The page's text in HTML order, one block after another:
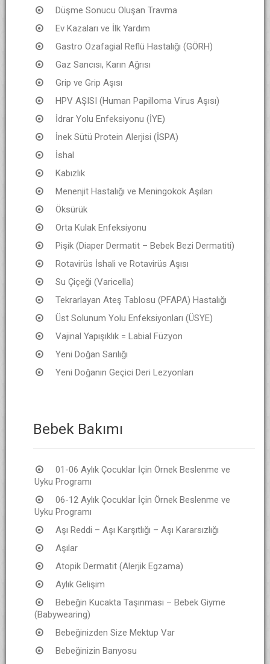
Düşme Sonucu Oluşan Travma
Ev Kazaları ve İlk Yardım
Gastro Özafagial Reflü Hastalığı (GÖRH)
Gaz Sancısı, Karın Ağrısı
Grip ve Grip Aşısı
HPV AŞISI (Human Papilloma Virus Aşısı)
İdrar Yolu Enfeksiyonu (İYE)
İnek Sütü Protein Alerjisi (İSPA)
İshal
Kabızlık
Menenjit Hastalığı ve Meningokok Aşıları
Öksürük
Orta Kulak Enfeksiyonu
Pişik (Diaper Dermatit – Bebek Bezi Dermatiti)
Rotavirüs İshali ve Rotavirüs Aşısı
Su Çiçeği (Varicella)
Tekrarlayan Ateş Tablosu (PFAPA) Hastalığı
Üst Solunum Yolu Enfeksiyonları (ÜSYE)
Vajinal Yapışıklık = Labial Füzyon
Yeni Doğan Sarılığı
Yeni Doğanın Geçici Deri Lezyonları
Bebek Bakımı
01-06 Aylık Çocuklar İçin Örnek Beslenme ve
Uyku Programı
06-12 Aylık Çocuklar İçin Örnek Beslenme ve
Uyku Programı
Aşı Reddi – Aşı Karşıtlığı – Aşı Kararsızlığı
Aşılar
Atopik Dermatit (Alerjik Egzama)
Aylık Gelişim
Bebeğin Kucakta Taşınması – Bebek Giyme
(Babywearing)
Bebeğinizden Size Mektup Var
Bebeğinizin Banyosu